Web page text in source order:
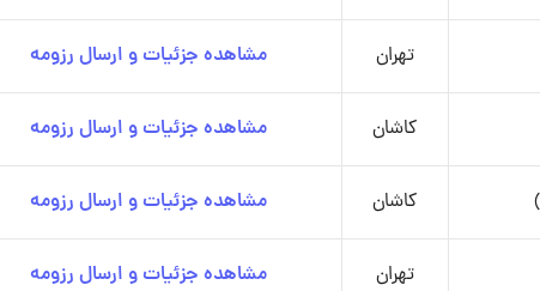
تهران مشاهده جزئیات و ارسال رزومه
کاشان مشاهده جزئیات و ارسال رزومه
کاشان مشاهده جزئیات و ارسال رزومه
تهران مشاهده جزئیات و ارسال رزومه